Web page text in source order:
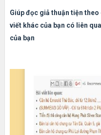
Giúp đọc giả thuận tiện
viết khác của bạn có liên
của bạn